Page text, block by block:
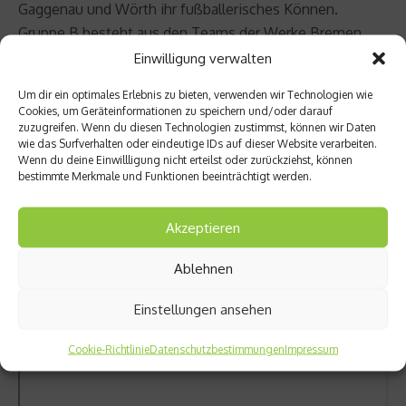
Einwilligung verwalten
Um dir ein optimales Erlebnis zu bieten, verwenden wir Technologien wie
Cookies, um Geräteinformationen zu speichern und/oder darauf
zuzugreifen. Wenn du diesen Technologien zustimmst, können wir Daten
wie das Surfverhalten oder eindeutige IDs auf dieser Website verarbeiten.
Wenn du deine Einwillligung nicht erteilst oder zurückziehst, können
bestimmte Merkmale und Funktionen beeinträchtigt werden.
Akzeptieren
Ablehnen
Einstellungen ansehen
Cookie-RichtlinieDatenschutzbestimmungenImpressum
Gaggenau und Wörth ihr fußballerisches Können.
Gruppe B besteht aus den Teams der Werke Bremen,
Team Zentrale, Evo-Bus Ulm und Düsseldorf.